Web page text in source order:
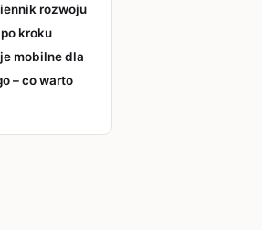
rozwoju
kroku
mobilne dla
– co warto